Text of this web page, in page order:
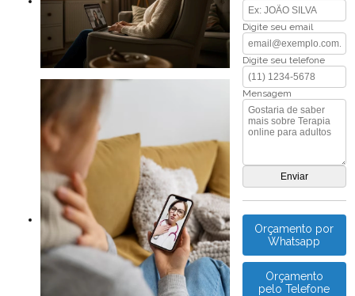
Digite seu email
Digite seu telefone
Mensagem
Orçamento por
Whatsapp
Orçamento
pelo Telefone